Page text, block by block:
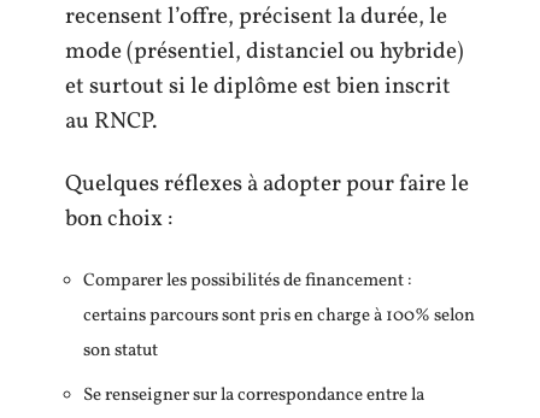
recensent l’offre, précisent la durée, le
mode (présentiel, distanciel ou hybride)
et surtout si le diplôme est bien inscrit
au RNCP.
Quelques réflexes à adopter pour faire le
bon choix :
Comparer les possibilités de financement :
certains parcours sont pris en charge à 100% selon
son statut
Se renseigner sur la correspondance entre la